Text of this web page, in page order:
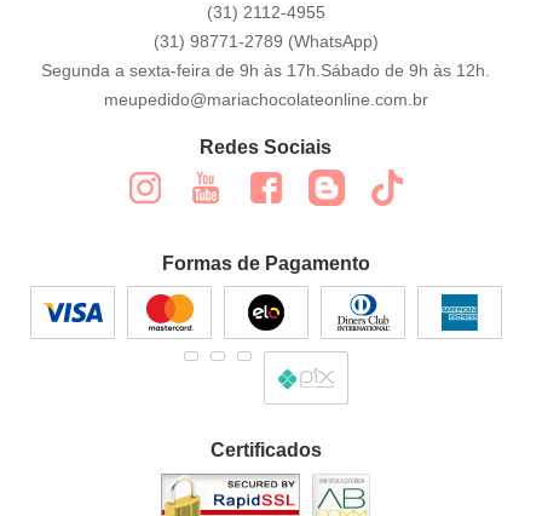
(31) 2112-4955
(31) 98771-2789 (WhatsApp)
Segunda a sexta-feira de 9h às 17h.Sábado de 9h às 12h.
meupedido@mariachocolateonline.com.br
Redes Sociais
Formas de Pagamento
Certificados